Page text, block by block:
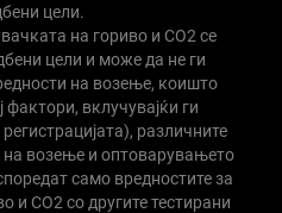
цели.
на гориво и CO2 се
цели и може да не ги
на возење, коишто
фактори, вклучувајќи ги
различните
на возење и оптоварувањето
само вредностите за
и CO2 со другите тестирани